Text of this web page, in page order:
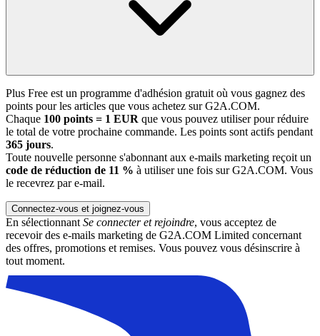
Plus Free est un programme d'adhésion gratuit où vous gagnez des
points pour les articles que vous achetez sur G2A.COM.
Chaque 100 points = 1 EUR que vous pouvez utiliser pour réduire
le total de votre prochaine commande. Les points sont actifs pendant
365 jours.
Toute nouvelle personne s'abonnant aux e-mails marketing reçoit un
code de réduction de 11 % à utiliser une fois sur G2A.COM. Vous
le recevrez par e-mail.
Connectez-vous et joignez-vous
En sélectionnant Se connecter et rejoindre, vous acceptez de
recevoir des e-mails marketing de G2A.COM Limited concernant
des offres, promotions et remises. Vous pouvez vous désinscrire à
tout moment.